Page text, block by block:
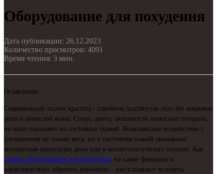
Оборудование для похудения
Дата публикации: 26.12.2023
Количество просмотров: 4091
Время чтения: 3 мин.
Оглавление:
Современный эталон красоты - стройное подтянутое тело без жировых
депо и обвислой кожи. Спорт, диета, активности помогают похудеть,
но мало повлияют на состояние тканей. Комплексное воздействие с
улучшением не только веса, но и состояния тканей оказывают
аппаратные процедуры дома или в косметологических салонах. Как
купить оборудование для похудения, на какие функции и
характеристики обратить внимание – рассказывают эксперты